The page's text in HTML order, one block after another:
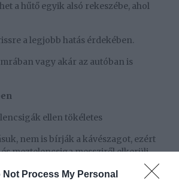
Not Process My Personal
a hűtő egyik alsó rekeszébe, ahol
a legjobb hatás érdekében.
vagy akár az autóban is
ellen tökéletes
nem is bírják a kávészagot, ezért
meztelencsiga messziről elkerüli
kávézaccot szórsz szét az ágyásban.